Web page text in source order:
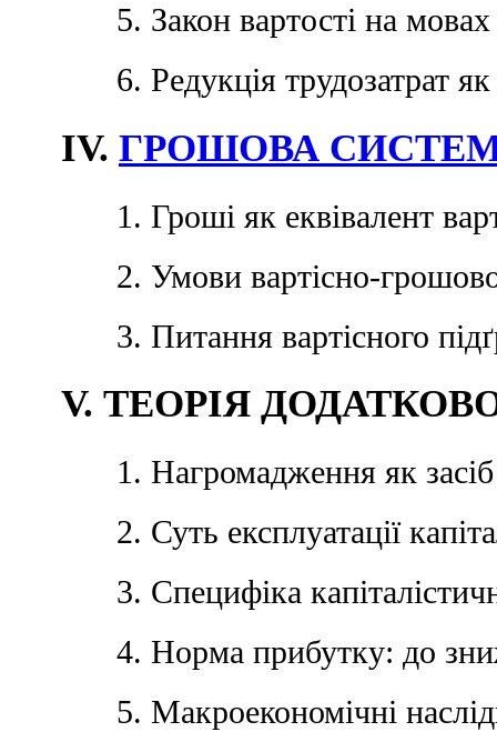
5. Закон вартості на мовах
6. Редукція трудозатрат
IV. ГРОШОВА
1. Гроші як еквівалент
2. Умови вартісно-
3. Питання вартісного
V. ТЕОРІЯ
1. Нагромадження як
2. Суть експлуатації
3. Специфіка
4. Норма прибутку: до
5. Макроекономічні